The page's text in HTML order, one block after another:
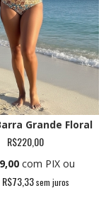
Grande Floral
R$220,00
com PIX ou
R$73,33sem juros